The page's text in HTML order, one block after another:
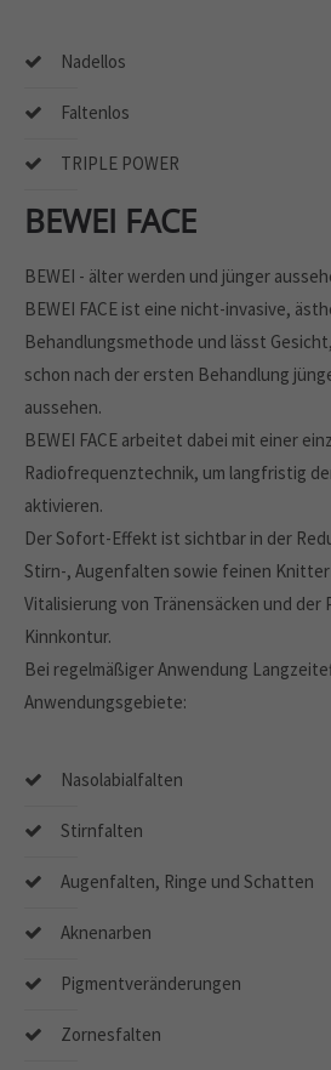
Nadellos
Faltenlos
TRIPLE POWER
BEWEI FACE
BEWEI - älter werden und jünger
BEWEI FACE ist eine nicht-invasive,
Behandlungsmethode und lässt
schon nach der ersten Behandlung
aussehen.
BEWEI FACE arbeitet dabei mit einer
Radiofrequenztechnik, um langfristig
aktivieren.
Der Sofort-Effekt ist sichtbar in der
Stirn-, Augenfalten sowie feinen
Vitalisierung von Tränensäcken und
Kinnkontur.
Bei regelmäßiger Anwendung
Anwendungsgebiete:
Nasolabialfalten
Stirnfalten
Augenfalten, Ringe und Schatten
Aknenarben
Pigmentveränderungen
Zornesfalten